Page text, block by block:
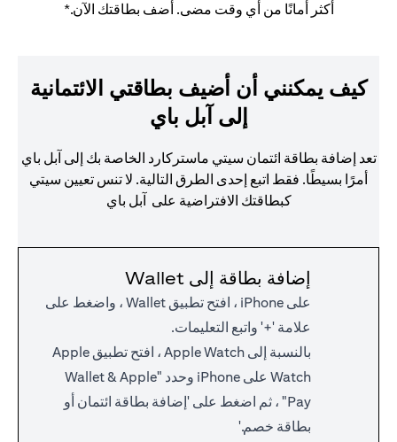
أكثر أمانًا من أي وقت مضى. أضف بطاقتك الآن.*
كيف يمكنني أن أضيف بطاقتي الائتمانية
إلى آبل باي
تعد إضافة بطاقة ائتمان سيتي ماستركارد الخاصة بك إلى آبل باي
أمرًا بسيطًا. فقط اتبع إحدى الطرق التالية. لا تنس تعيين سيتي
كبطاقتك الافتراضية على آبل باي
إضافة بطاقة إلى Wallet
على iPhone ، افتح تطبيق Wallet ، واضغط على
علامة '+' واتبع التعليمات.
بالنسبة إلى Apple Watch ، افتح تطبيق Apple
Watch على iPhone وحدد "Wallet & Apple
Pay" ، ثم اضغط على 'إضافة بطاقة ائتمان أو
بطاقة خصم.'